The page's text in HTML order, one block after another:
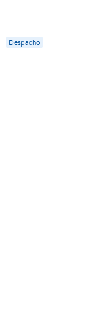
Despacho